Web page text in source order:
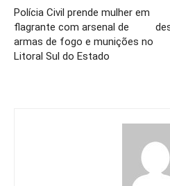
Polícia Civil prende mulher em
flagrante com arsenal de
armas de fogo e munições no
Litoral Sul do Estado